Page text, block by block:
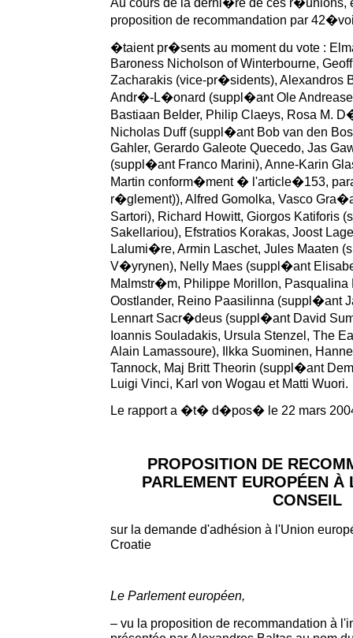
proposition de recommandation par
�taient pr�sents au moment du vote :
Baroness Nicholson of Winterbourne,
Zacharakis (vice-pr�sidents), Alexandros
Andr�-L�onard (suppl�ant Ole
Bastiaan Belder, Philip Claeys, Rosa M.
Nicholas Duff (suppl�ant Bob van den
Gahler, Gerardo Galeote Quecedo, Jas
(suppl�ant Franco Marini), Anne-Karin
Martin conform�ment � l'article�153,
r�glement)), Alfred Gomolka, Vasco
Sartori), Richard Howitt, Giorgos Katiforis
Sakellariou), Efstratios Korakas, Joost
Lalumi�re, Armin Laschet, Jules Maaten
V�yrynen), Nelly Maes (suppl�ant
Malmstr�m, Philippe Morillon, Pasqualina
Oostlander, Reino Paasilinna (suppl�ant
Lennart Sacr�deus (suppl�ant David
Ioannis Souladakis, Ursula Stenzel, The
Alain Lamassoure), Ilkka Suominen,
Tannock, Maj Britt Theorin (suppl�ant
Luigi Vinci, Karl von Wogau et Matti Wuori.
Le rapport a �t� d�pos� le 22 mars
PROPOSITION DE
PARLEMENT EUROPÉEN À
CONSEIL
sur la demande d'adhésion à l'Union
Croatie
Le Parlement européen,
– vu la proposition de recommandation à